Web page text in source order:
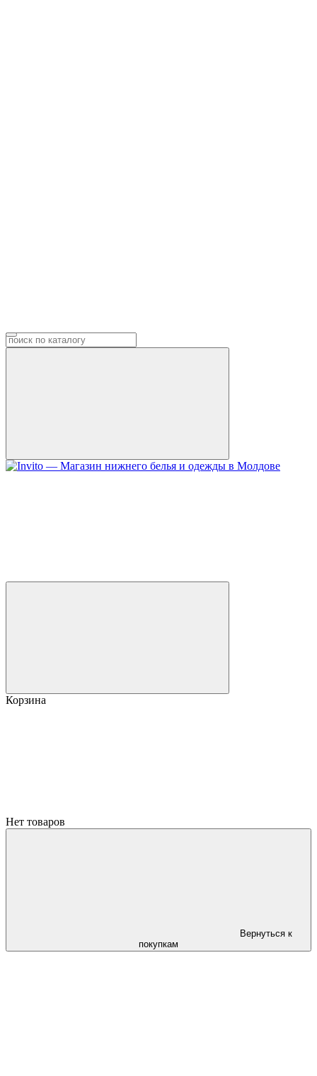
Корзина
Нет товаров
Вернуться к
покупкам